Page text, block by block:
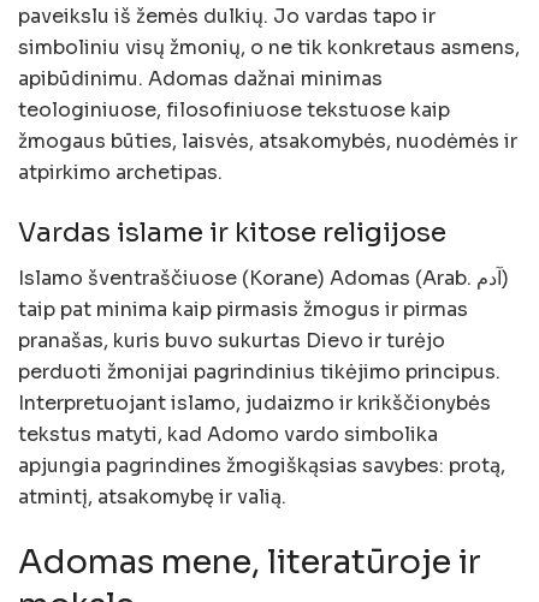
paveikslu iš žemės dulkių. Jo vardas tapo ir
simboliniu visų žmonių, o ne tik konkretaus asmens,
apibūdinimu. Adomas dažnai minimas
teologiniuose, filosofiniuose tekstuose kaip
žmogaus būties, laisvės, atsakomybės, nuodėmės ir
atpirkimo archetipas.
Vardas islame ir kitose religijose
Islamo šventraščiuose (Korane) Adomas (Arab. آدم)
taip pat minima kaip pirmasis žmogus ir pirmas
pranašas, kuris buvo sukurtas Dievo ir turėjo
perduoti žmonijai pagrindinius tikėjimo principus.
Interpretuojant islamo, judaizmo ir krikščionybės
tekstus matyti, kad Adomo vardo simbolika
apjungia pagrindines žmogiškąsias savybes: protą,
atmintį, atsakomybę ir valią.
Adomas mene, literatūroje ir